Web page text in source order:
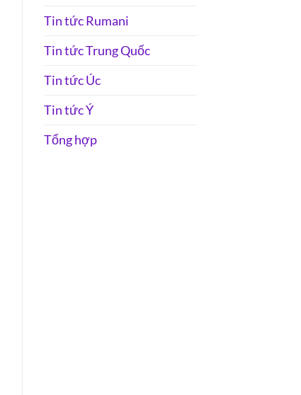
Tin tức Rumani
Tin tức Trung Quốc
Tin tức Úc
Tin tức Ý
Tổng hợp